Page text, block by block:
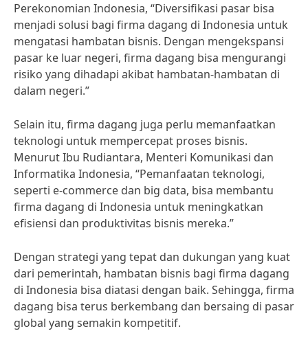
Perekonomian Indonesia, “Diversifikasi pasar bisa
menjadi solusi bagi firma dagang di Indonesia untuk
mengatasi hambatan bisnis. Dengan mengekspansi
pasar ke luar negeri, firma dagang bisa mengurangi
risiko yang dihadapi akibat hambatan-hambatan di
dalam negeri.”
Selain itu, firma dagang juga perlu memanfaatkan
teknologi untuk mempercepat proses bisnis.
Menurut Ibu Rudiantara, Menteri Komunikasi dan
Informatika Indonesia, “Pemanfaatan teknologi,
seperti e-commerce dan big data, bisa membantu
firma dagang di Indonesia untuk meningkatkan
efisiensi dan produktivitas bisnis mereka.”
Dengan strategi yang tepat dan dukungan yang kuat
dari pemerintah, hambatan bisnis bagi firma dagang
di Indonesia bisa diatasi dengan baik. Sehingga, firma
dagang bisa terus berkembang dan bersaing di pasar
global yang semakin kompetitif.